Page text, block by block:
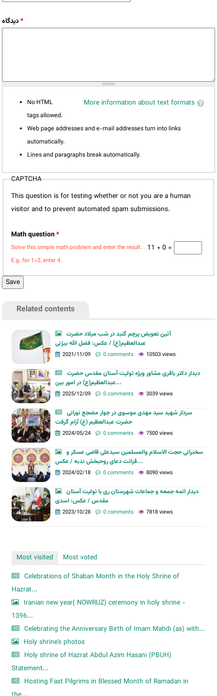
دیدگاه*
More information about text formats
No HTML
tags allowed.
Web page addresses and e-mail addresses turn into links
automatically.
Lines and paragraphs break automatically.
CAPTCHA
This question is for testing whether or not you are a human
visitor and to prevent automated spam submissions.
Math question*
11 + 0 =
Solve this simple math problem and enter the result.
E.g. for 1+3, enter 4.
Related contents
آئین تعویض پرچم گنبد در شب میلاد حضرت
عبدالعظیم(ع) / عکس: فضل الله بیژنی
2021/11/09 0 comments 10503 views
دیدار دکتر باقری مشاور ویژه تولیت آستان مقدس حضرت
عبدالعظیم(ع) در امور بین...
2025/12/09 0 comments 3039 views
سردار شهید سید مهدی موسوی در جوار مضجع نورانی
2024/05/24 0 comments 7500 views
سخنرانی حجت الاسلام والمسلمین سیدعلی قاضی عسکر و
قرائت دعای روحبخش ندبه / عکس...
2024/02/18 0 comments 8090 views
دیدار ائمه جمعه و جماعات شهرستان ری با تولیت آستان
مقدس / عکس: اسدی
2023/10/28 0 comments 7818 views
Most visited
Most voted
Celebrations of Shaban Month in the Holy Shrine of
Hazrat...
Iranian new year( NOWRUZ) ceremony in holy shrine -
1396...
Celebrating the Anniversary Birth of Imam Mahdi (as) with...
Holy shrine's photos
Holy shrine of Hazrat Abdul Azim Hasani (PBUH)
Statement...
Hosting Fast Pilgrims in Blessed Month of Ramadan in